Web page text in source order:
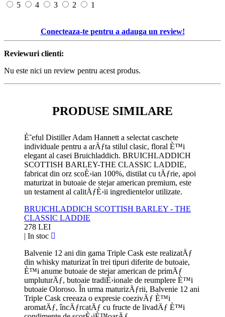
5
4 3 2 1
Conecteaza-te pentru a adauga un review!
Reviewuri clienti:
Nu este nici un review pentru acest produs.
PRODUSE SIMILARE
È˜eful Distiller Adam Hannett a selectat caschete
individuale pentru a arÄƒta stilul clasic, floral È™i
elegant al casei Bruichladdich. BRUICHLADDICH
SCOTTISH BARLEY-THE CLASSIC LADDIE,
fabricat din orz scoÈ›ian 100%, distilat cu tÄƒrie, apoi
maturizat in butoaie de stejar american premium, este
un testament al calitÄƒÈ›ii ingredientelor utilizate.
BRUICHLADDICH SCOTTISH BARLEY - THE
CLASSIC LADDIE
278 LEI
In stoc
Balvenie 12 ani din gama Triple Cask este realizatÄƒ
din whisky maturizat în trei tipuri diferite de butoaie,
È™i anume butoaie de stejar american de primÄƒ
umpluturÄƒ, butoaie tradiÈ›ionale de reumplere È™i
butoaie Oloroso. În urma maturizÄƒrii, Balvenie 12 ani
Triple Cask creeaza o expresie coezivÄƒ È™i
aromatÄƒ, încÄƒrcatÄƒ cu fructe de livadÄƒ È™i